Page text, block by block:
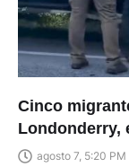
Cinco
Londonderry,
agosto 7, 5:20 PM